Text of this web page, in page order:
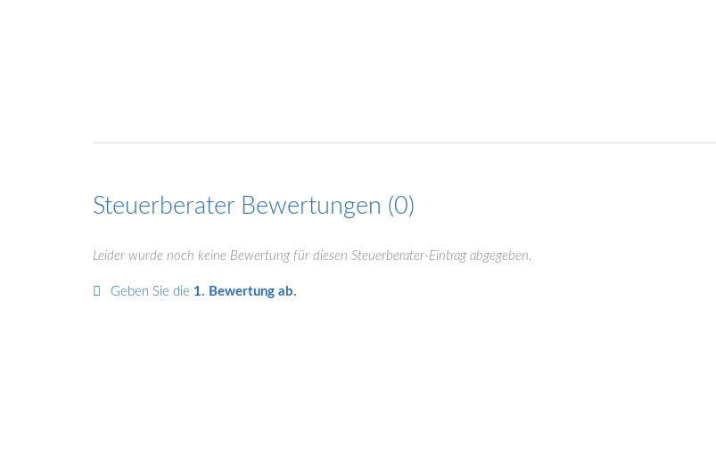
Steuerberater Bewertungen 0
Leider wurde noch keine Bewertung für diesen Steuerberater-Eintrag abgegeben.
Geben Sie die 1. Bewertung ab.